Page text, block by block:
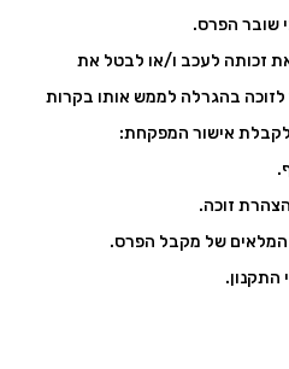
שובר הפרס.
זכותה לעכב ו/או לבטל את
בהגרלה לממש אותו בקרות
אישור המפקחת: